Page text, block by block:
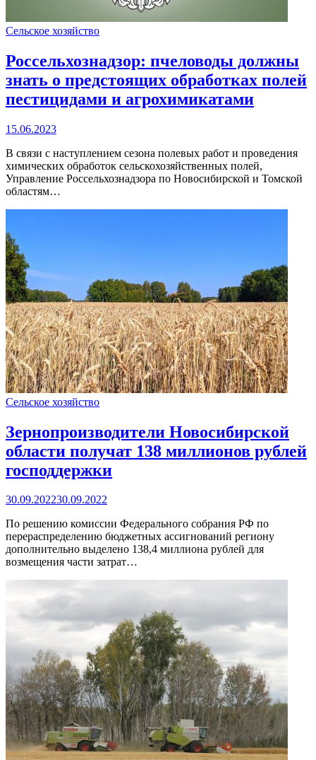
Сельское хозяйство
Россельхознадзор: пчеловоды должны
знать о предстоящих обработках полей
пестицидами и агрохимикатами
15.06.2023
В связи с наступлением сезона полевых работ и проведения
химических обработок сельскохозяйственных полей,
Управление Россельхознадзора по Новосибирской и Томской
областям…
Сельское хозяйство
Зернопроизводители Новосибирской
области получат 138 миллионов рублей
господдержки
30.09.202230.09.2022
По решению комиссии Федерального собрания РФ по
перераспределению бюджетных ассигнований региону
дополнительно выделено 138,4 миллиона рублей для
возмещения части затрат…